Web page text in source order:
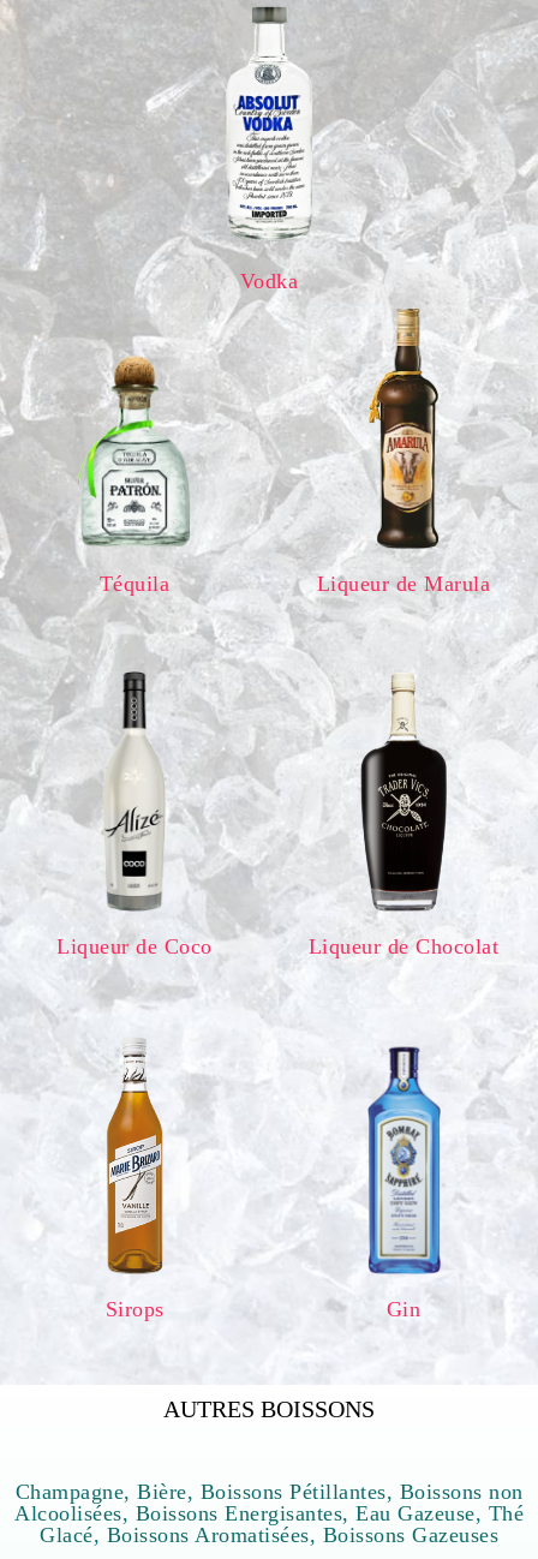
Vodka
Téquila Liqueur de Marula
Liqueur de Coco Liqueur de Chocolat
Sirops Gin
AUTRES BOISSONS
Champagne, Bière, Boissons Pétillantes, Boissons non
Alcoolisées, Boissons Energisantes, Eau Gazeuse, Thé
Glacé, Boissons Aromatisées, Boissons Gazeuses